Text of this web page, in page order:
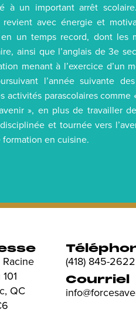
à un important arrêt
avec énergie et
un temps record, dont les
ainsi que l’anglais de 3e
menant à l’exercice d’un
l’année suivante
activités parascolaires comme
», en plus de travailler
et tournée vers
formation en cuisine.
QC
(418) 845-2622
Courriel